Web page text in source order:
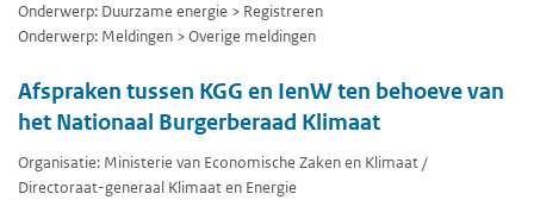
Onderwerp: Duurzame energie > Registreren
Onderwerp: Meldingen > Overige meldingen
Afspraken tussen KGG en IenW ten behoeve van
het Nationaal Burgerberaad Klimaat
Organisatie: Ministerie van Economische Zaken en Klimaat /
Directoraat-generaal Klimaat en Energie